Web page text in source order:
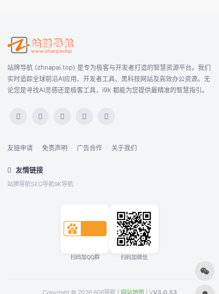
站牌导航 (zhnapai.top) 是专为极客与开发者打造的智慧资源平台。我们
实时追踪全球前沿AI应用、开发者工具、黑科技网站及高效办公资源。无
论您是寻找AI灵感还是极客工具，i9k 都能为您提供最精准的智慧指引。
友链申请 · 免责声明 · 广告合作 · 关于我们
友情链接
站牌导航SEO导航9K导航
扫码加QQ群 扫码加微信
Copyright © 2026 606导航 | 网站地图 | VV3.0.53